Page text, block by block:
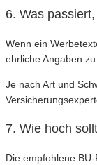
6. Was
Wenn ein
ehrliche Angaben
Je nach Art und
7. Wie hoch
Die empfohlene